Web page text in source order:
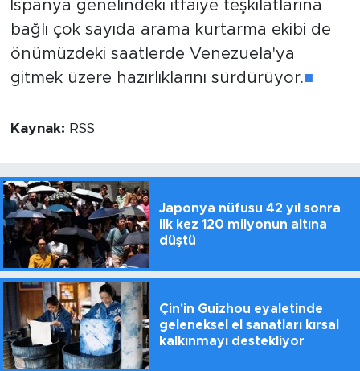
İspanya genelindeki itfaiye teşkilatlarına
bağlı çok sayıda arama kurtarma ekibi de
önümüzdeki saatlerde Venezuela'ya
gitmek üzere hazırlıklarını sürdürüyor.■
Kaynak: RSS
Japonya nüfusu 42 yıl sonra
ilk kez 120 milyonun altına
düştü
Çin'in Guizhou eyaletinde
geleneksel el sanatları kırsal
kalkınmayı destekliyor